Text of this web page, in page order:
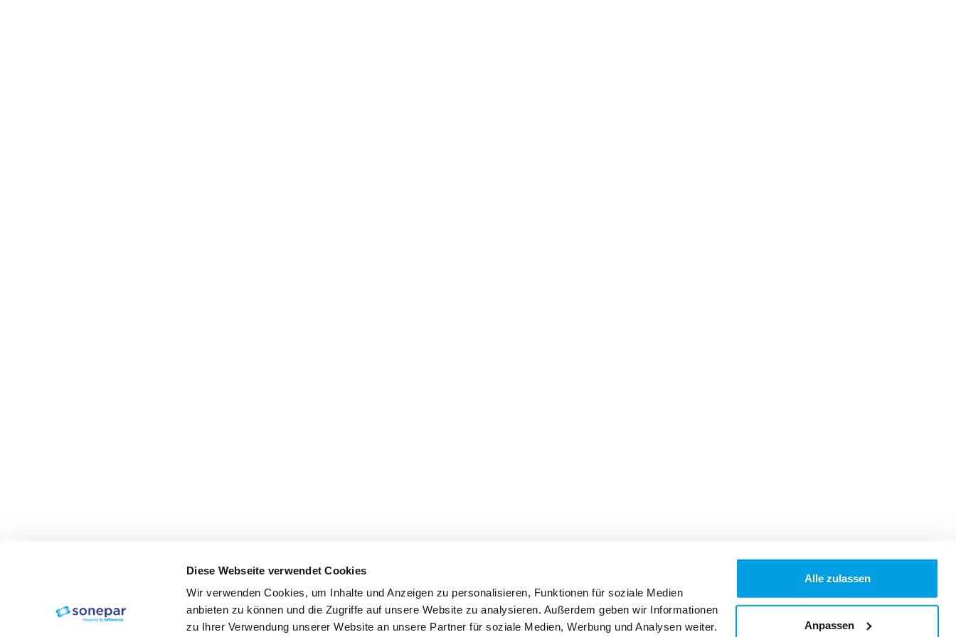
Diese Webseite verwendet Cookies
Wir verwenden Cookies, um Inhalte und Anzeigen zu personalisieren, Funktionen für soziale Medien
anbieten zu können und die Zugriffe auf unsere Website zu analysieren. Außerdem geben wir Informationen
zu Ihrer Verwendung unserer Website an unsere Partner für soziale Medien, Werbung und Analysen weiter.
Alle zulassen
Anpassen